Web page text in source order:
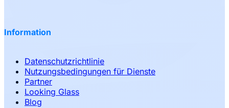
Information
Datenschutzrichtlinie
Nutzungsbedingungen für Dienste
Partner
Looking Glass
Blog